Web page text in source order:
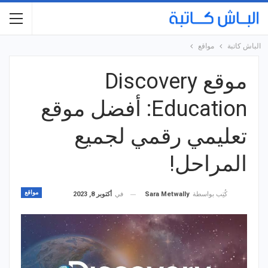
الباش كاتبة مواقع
موقع Discovery
Education: أفضل موقع
تعليمي رقمي لجميع
المراحل!
مواقع كُتِب بواسطة Sara Metwally في أكتوبر 8, 2023